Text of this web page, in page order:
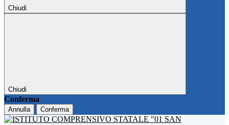
Chiudi
Chiudi
Conferma
Annulla Conferma